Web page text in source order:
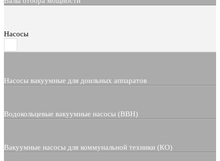
Насосы
Насосы вакуумные для доильных аппаратов
Водокольцевые вакуумные насосы (ВВН)
Вакуумные насосы для коммунальной техники (КО)